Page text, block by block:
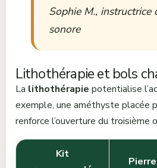
Sophie M., instructrice
sonore
Lithothérapie et bols
La lithothérapie potentialise
exemple, une améthyste placée
renforce l’ouverture du troisième
Kit
Pierre